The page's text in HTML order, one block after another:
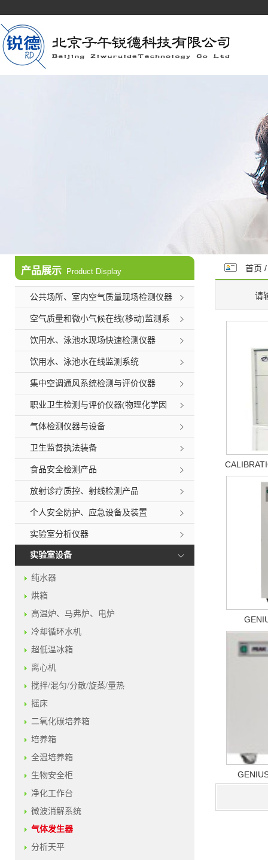
产品展示 Product Display
公共场所、室内空气质量现场检测仪器
空气质量和微小气候在线(移动)监测系
统
饮用水、泳池水现场快速检测仪器
饮用水、泳池水在线监测系统
集中空调通风系统检测与评价仪器
职业卫生检测与评价仪器(物理化学因
素)
气体检测仪器与设备
卫生监督执法装备
食品安全检测产品
放射诊疗质控、射线检测产品
个人安全防护、应急设备及装置
实验室分析仪器
实验室设备
纯水器
烘箱
高温炉、马弗炉、电炉
冷却循环水机
超低温冰箱
离心机
搅拌/混匀/分散/旋蒸/量热
摇床
二氧化碳培养箱
培养箱
全温培养箱
生物安全柜
净化工作台
微波消解系统
气体发生器
分析天平
首页
请